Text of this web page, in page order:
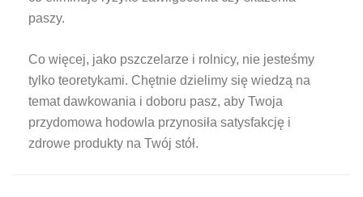
paszy.
Co więcej, jako pszczelarze i rolnicy, nie jesteśmy
tylko teoretykami. Chętnie dzielimy się wiedzą na
temat dawkowania i doboru pasz, aby Twoja
przydomowa hodowla przynosiła satysfakcję i
zdrowe produkty na Twój stół.